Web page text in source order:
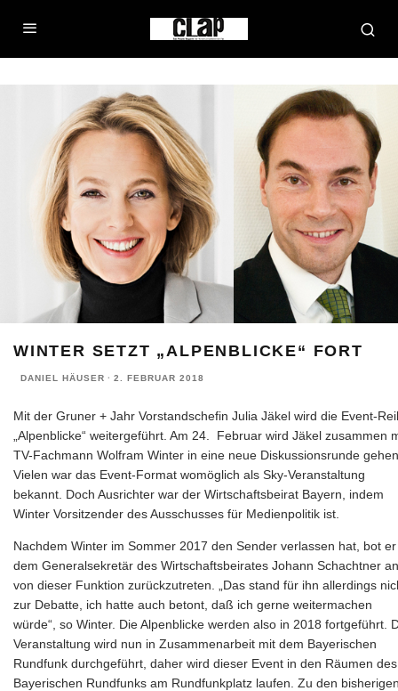
WINTER SETZT „ALPENBLICKE“ FORT
DANIEL HÄUSER · 2. FEBRUAR 2018
Mit der Gruner + Jahr Vorstandschefin Julia Jäkel wird die Event-
„Alpenblicke“ weitergeführt. Am 24. Februar wird Jäkel zusammen
TV-Fachmann Wolfram Winter in eine neue Diskussionsrunde
Vielen war das Event-Format womöglich als Sky-Veranstaltung
bekannt. Doch Ausrichter war der Wirtschaftsbeirat Bayern, indem
Winter Vorsitzender des Ausschusses für Medienpolitik ist.
Nachdem Winter im Sommer 2017 den Sender verlassen hat, bot er
dem Generalsekretär des Wirtschaftsbeirates Johann Schachtner
von dieser Funktion zurückzutreten. „Das stand für ihn allerdings
zur Debatte, ich hatte auch betont, daß ich gerne weitermachen
würde“, so Winter. Die Alpenblicke werden also in 2018 fortgeführt.
Veranstaltung wird nun in Zusammenarbeit mit dem Bayerischen
Rundfunk durchgeführt, daher wird dieser Event in den Räumen des
Bayerischen Rundfunks am Rundfunkplatz laufen. Zu den